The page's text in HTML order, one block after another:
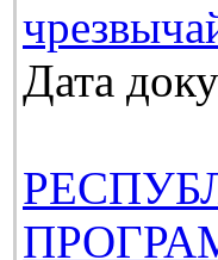
Дата